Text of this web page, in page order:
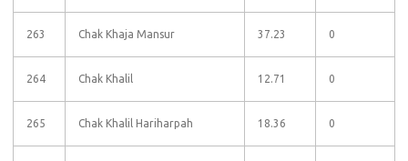
263 Chak Khaja Mansur 37.23 0
264 Chak Khalil 12.71 0
265 Chak Khalil Hariharpah 18.36 0